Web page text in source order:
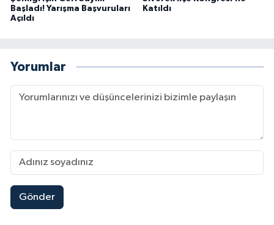
Başladı! Yarışma Başvuruları
Açıldı
Katıldı
Yorumlar
Gönder